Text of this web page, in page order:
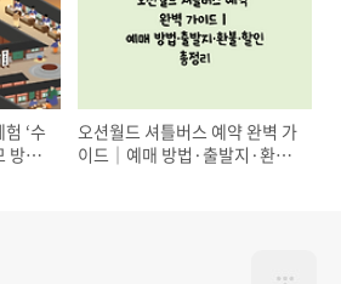
‘수
방법
오션월드 셔틀버스 예약 완벽 가
이드｜예매 방법·출발지·환불